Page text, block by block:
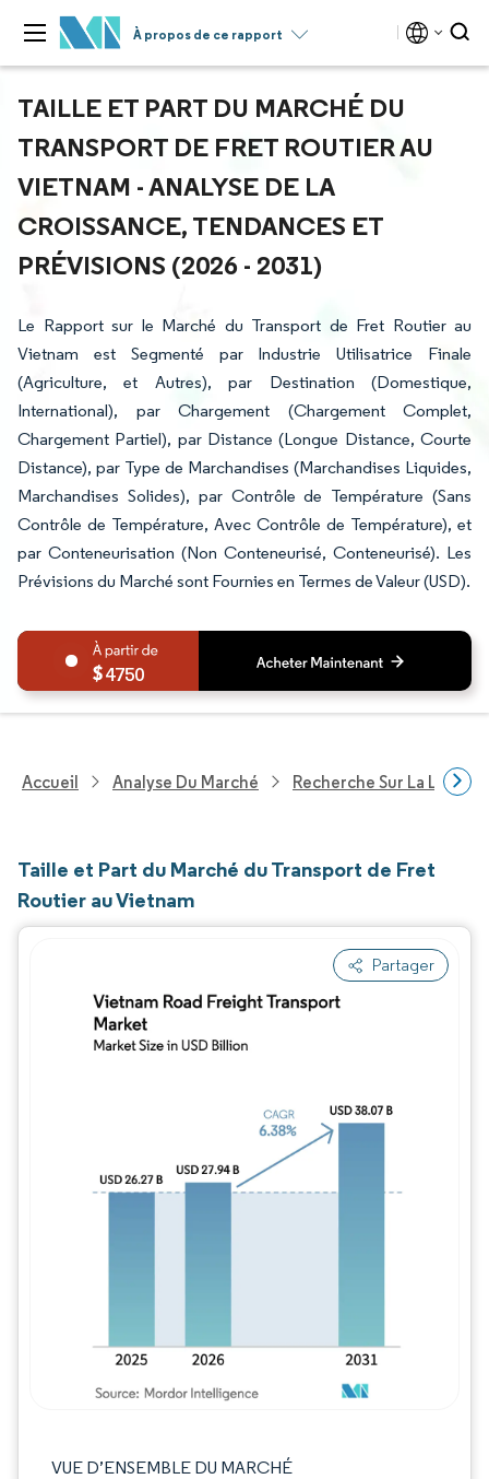
À propos de ce rapport
TAILLE ET PART DU MARCHÉ DU
TRANSPORT DE FRET ROUTIER AU
VIETNAM - ANALYSE DE LA
CROISSANCE, TENDANCES ET
PRÉVISIONS (2026 - 2031)
Le Rapport sur le Marché du Transport de Fret Routier au
Vietnam est Segmenté par Industrie Utilisatrice Finale
(Agriculture, et Autres), par Destination (Domestique,
International), par Chargement (Chargement Complet,
Chargement Partiel), par Distance (Longue Distance, Courte
Distance), par Type de Marchandises (Marchandises Liquides,
Marchandises Solides), par Contrôle de Température (Sans
Contrôle de Température, Avec Contrôle de Température), et
par Conteneurisation (Non Conteneurisé, Conteneurisé). Les
Prévisions du Marché sont Fournies en Termes de Valeur (USD).
4750
Accueil Analyse Du Marché Recherche Sur La
Taille et Part du Marché du Transport de Fret
Routier au Vietnam
Partager
VUE D’ENSEMBLE DU MARCHÉ